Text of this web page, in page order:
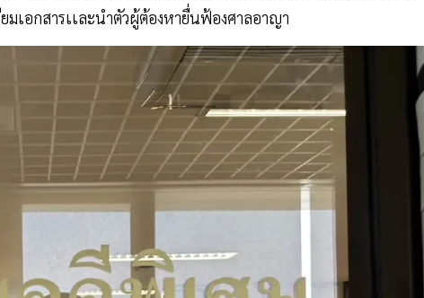
เอกสารเเละนำตัวผู้ต้องหายื่นฟ้องศาลอาญา